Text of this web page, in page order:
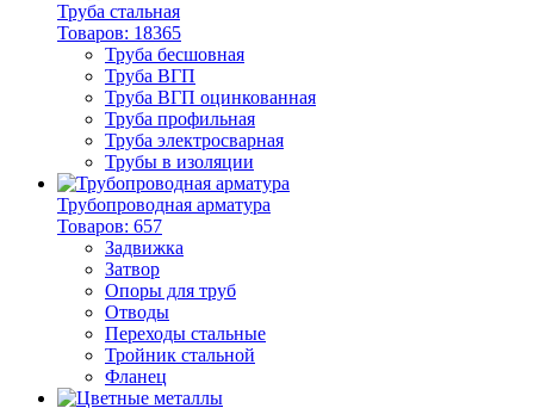
Труба стальная
Товаров: 18365
Труба бесшовная
Труба ВГП
Труба ВГП оцинкованная
Труба профильная
Труба электросварная
Трубы в изоляции
Трубопроводная арматура
Товаров: 657
Задвижка
Затвор
Опоры для труб
Отводы
Переходы стальные
Тройник стальной
Фланец